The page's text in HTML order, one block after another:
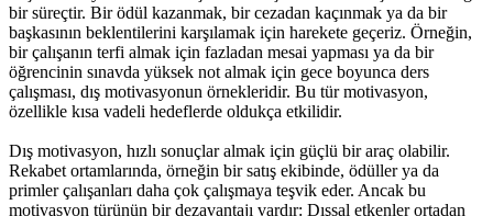
bir süreçtir. Bir ödül kazanmak, bir cezadan kaçınmak ya da bir
başkasının beklentilerini karşılamak için harekete geçeriz. Örneğin,
bir çalışanın terfi almak için fazladan mesai yapması ya da bir
öğrencinin sınavda yüksek not almak için gece boyunca ders
çalışması, dış motivasyonun örnekleridir. Bu tür motivasyon,
özellikle kısa vadeli hedeflerde oldukça etkilidir.
Dış motivasyon, hızlı sonuçlar almak için güçlü bir araç olabilir.
Rekabet ortamlarında, örneğin bir satış ekibinde, ödüller ya da
primler çalışanları daha çok çalışmaya teşvik eder. Ancak bu
motivasyon türünün bir dezavantajı vardır: Dışsal etkenler ortadan